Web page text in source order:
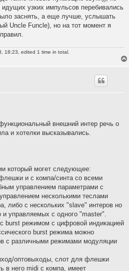
идущих узких импульсов перебивались
заснять, а еще лучше, услышать
Uncle Funcle), но на тот момент я
18:23, edited 1 time in total.
внешний интер речь о
и хотелки высказывались.
который могет следующее:
и с компа/синта со всеми
управлением параметрами с
несколькими теслами
либо с нескольких "slave" интеров но
управляемых с одного "master".
burst режимом с цифровой индикацией
burst режима можно
с различными режимами модуляции
оптовыходы, слот для флешки
в него midi с компа, имеет